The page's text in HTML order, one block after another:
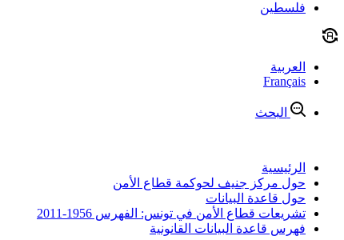
فلسطين
العربية
Français
البحث
الرئيسية
حول مركز جنيف لحوكمة قطاع الأمن
حول قاعدة البيانات
تشريعات قطاع الأمن في تونس: الفهرس 1956-2011
فهرس قاعدة البيانات القانونية